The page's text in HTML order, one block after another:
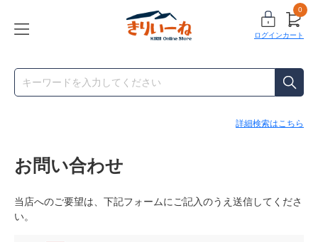
ログイン
0
カート
詳細検索はこちら
お問い合わせ
当店へのご要望は、下記フォームにご記入のうえ送信してくださ
い。